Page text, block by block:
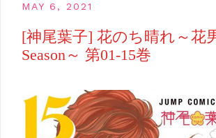
MAY 6, 2021
[神尾葉子] 花のち晴れ～花
Season～ 第01-15巻